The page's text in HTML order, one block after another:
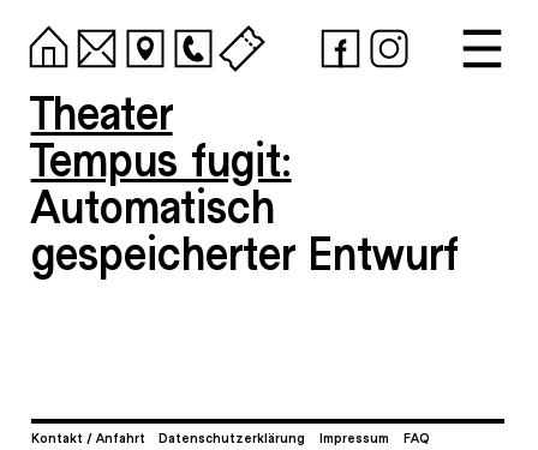
Theater
Tempus fugit:
Automatisch
gespeicherter Entwurf
Kontakt / Anfahrt Datenschutzerklärung Impressum
FAQ